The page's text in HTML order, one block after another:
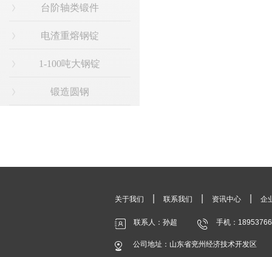
台阶轴类锻件
电渣重熔钢锭
1-100吨大钢锭
锻造圆钢
关于我们 联系我们 资讯中心 企
联系人：孙超 手机：
公司地址：山东省兖州经济技术开发区